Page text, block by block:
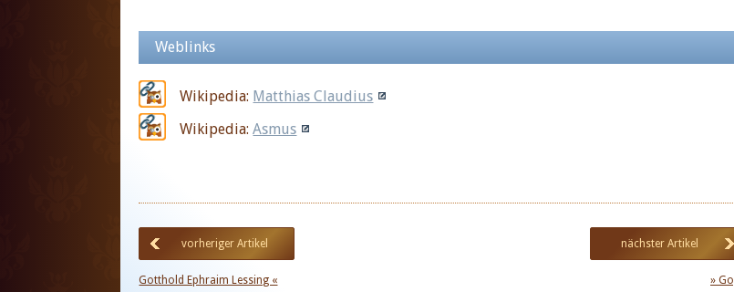
Weblinks
Wikipedia: Matthias Claudius
Wikipedia:Asmus
vorheriger Artikel
Gotthold Ephraim Lessing «
nächster Artikel
»